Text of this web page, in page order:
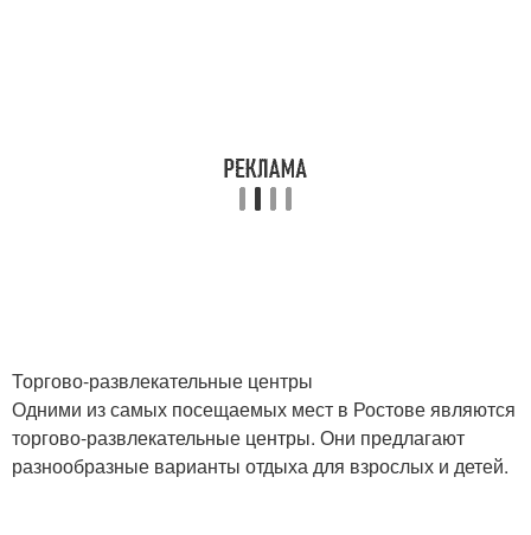
Торгово-развлекательные центры
Одними из самых посещаемых мест в Ростове являются
торгово-развлекательные центры. Они предлагают
разнообразные варианты отдыха для взрослых и детей.